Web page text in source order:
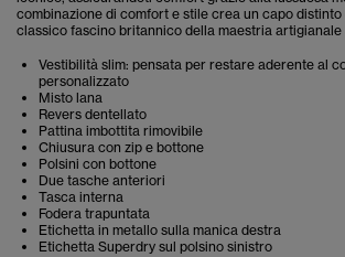
combinazione di comfort e stile crea un capo
classico fascino britannico della maestria artigianale
Vestibilità slim: pensata per restare aderente al
personalizzato
Misto lana
Revers dentellato
Pattina imbottita rimovibile
Chiusura con zip e bottone
Polsini con bottone
Due tasche anteriori
Tasca interna
Fodera trapuntata
Etichetta in metallo sulla manica destra
Etichetta Superdry sul polsino sinistro